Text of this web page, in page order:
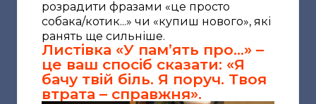
розрадити фразами «це просто
собака/котик...» чи «купиш нового», які
ранять ще сильніше.
Листівка «У памʼять про...» –
це ваш спосіб сказати: «Я
бачу твій біль. Я поруч. Твоя
втрата – справжня».